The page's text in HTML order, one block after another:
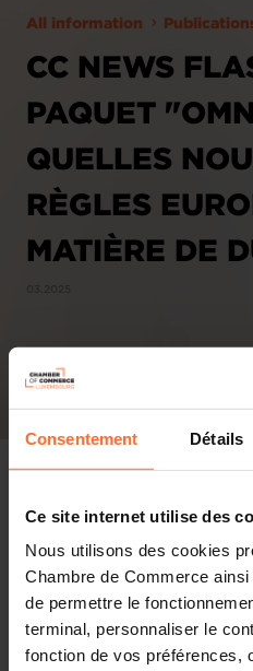
Consentement Détails
Ce site internet utilise des
Nous utilisons des cookies
Chambre de Commerce
de permettre le
terminal, personnaliser le
fonction de vos préférences,
All information
CC NEWS
PAQUET
QUELLES
RÈGLES
MATIÈRE DE